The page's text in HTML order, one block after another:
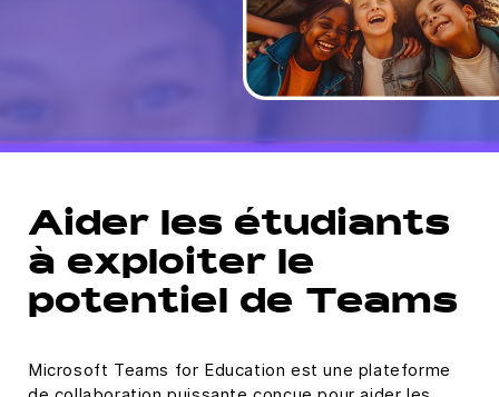
Aider les étudiants
à exploiter le
potentiel de Teams
Microsoft Teams for Education est une plateforme